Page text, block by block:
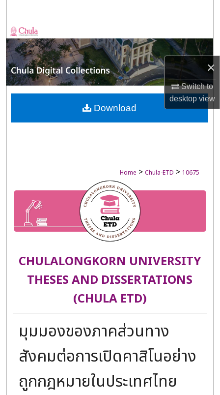
×
Switch to
desktopview
Browse Collections
My Account
About
Digital Commons Network™
Home > Chula-ETD > 10675
CHULALONGKORN UNIVERSITY
THESES AND DISSERTATIONS
(CHULA ETD)
มุมมองของภาคส่วนทาง
สังคมต่อการเปิดคาสิโนอย่าง
ถูกกฎหมายในประเทศไทย
Download